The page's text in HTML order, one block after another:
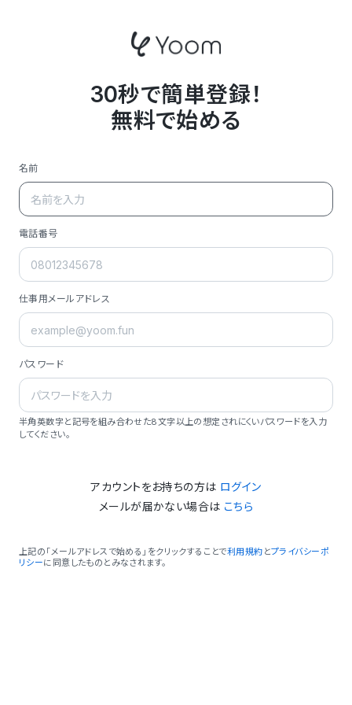
30秒で簡単登録！
無料で始める
名前
電話番号
仕事用メールアドレス
パスワード
半角英数字と記号を組み合わせた8文字以上の想定されにくいパスワードを入力
してください。
アカウントをお持ちの方は ログイン
メールが届かない場合は こちら
上記の「メールアドレスで始める」をクリックすることで利用規約 とプライバシーポ
リシーに同意したものとみなされます。